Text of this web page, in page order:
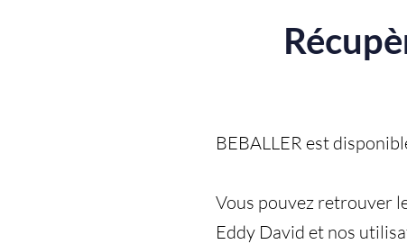
BEBALLER est
Vous pouvez retrouver
Eddy David et nos